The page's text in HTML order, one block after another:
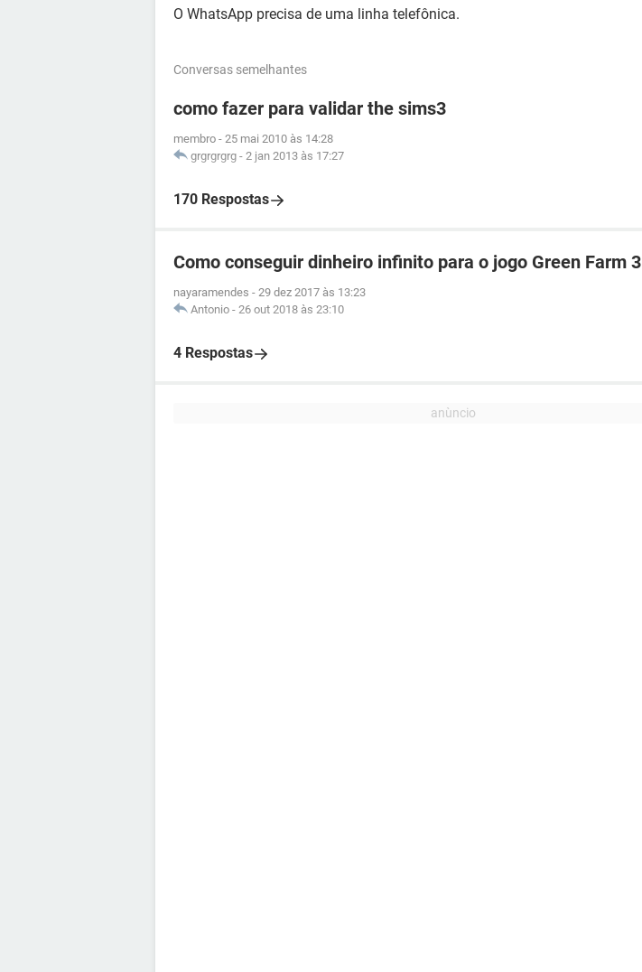
O WhatsApp precisa de uma linha telefônica.
Conversas semelhantes
como fazer para validar the sims3
membro - 25 mai 2010 às 14:28
grgrgrgrg - 2 jan 2013 às 17:27
170 Respostas
Como conseguir dinheiro infinito para o jogo Green Farm 3
nayaramendes - 29 dez 2017 às 13:23
Antonio - 26 out 2018 às 23:10
4 Respostas